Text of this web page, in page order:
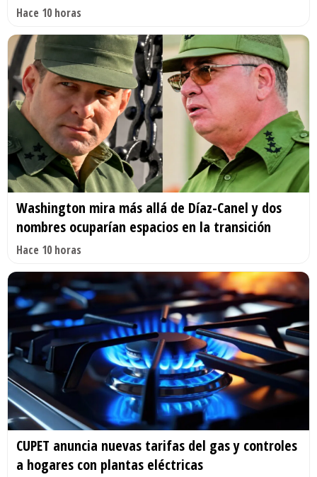
Hace 10 horas
Washington mira más allá de Díaz-Canel y dos
nombres ocuparían espacios en la transición
Hace 10 horas
CUPET anuncia nuevas tarifas del gas y controles
a hogares con plantas eléctricas